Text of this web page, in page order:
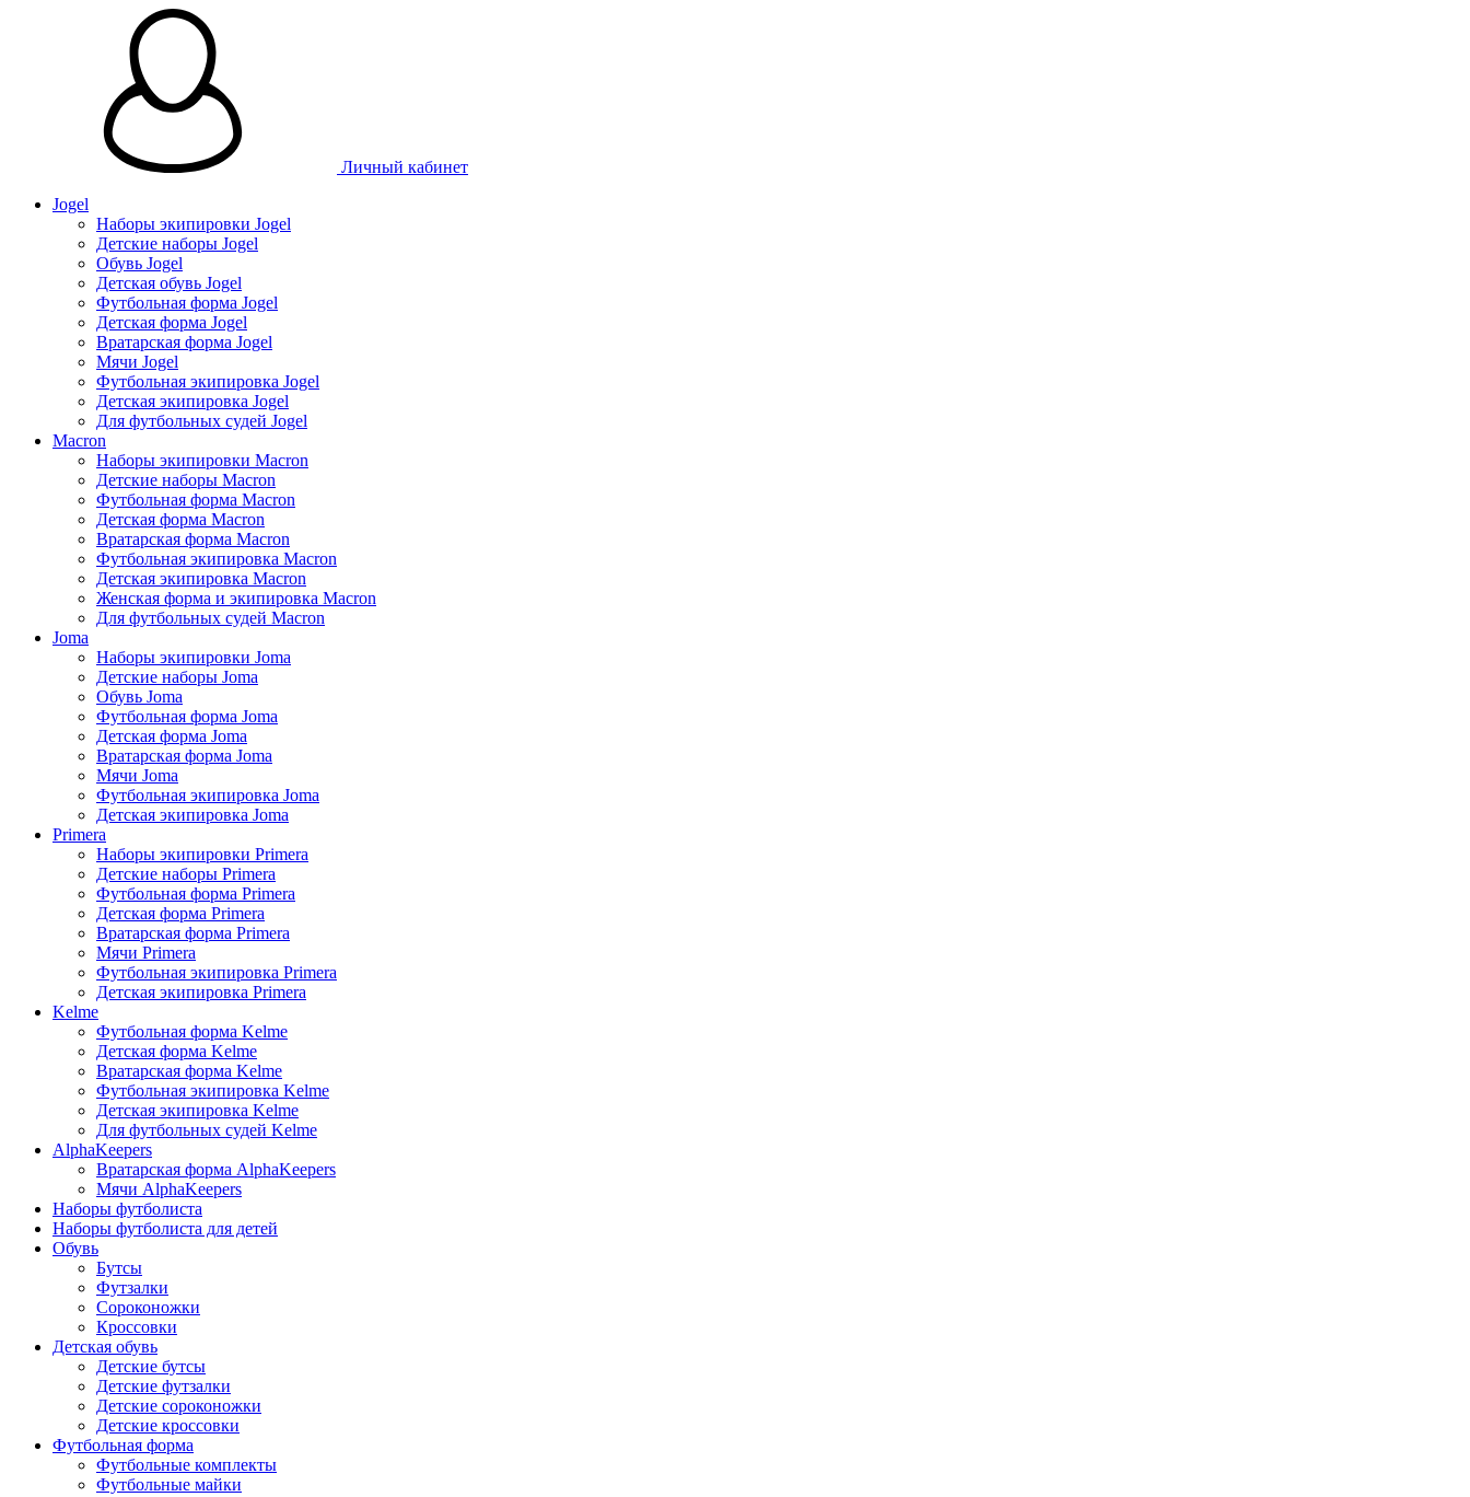
Личный кабинет
Jogel
Наборы экипировки Jogel
Детские наборы Jogel
Обувь Jogel
Детская обувь Jogel
Футбольная форма Jogel
Детская форма Jogel
Вратарская форма Jogel
Мячи Jogel
Футбольная экипировка Jogel
Детская экипировка Jogel
Для футбольных судей Jogel
Macron
Наборы экипировки Macron
Детские наборы Macron
Футбольная форма Macron
Детская форма Macron
Вратарская форма Macron
Футбольная экипировка Macron
Детская экипировка Macron
Женская форма и экипировка Macron
Для футбольных судей Macron
Joma
Наборы экипировки Joma
Детские наборы Joma
Обувь Joma
Футбольная форма Joma
Детская форма Joma
Вратарская форма Joma
Мячи Joma
Футбольная экипировка Joma
Детская экипировка Joma
Primera
Наборы экипировки Primera
Детские наборы Primera
Футбольная форма Primera
Детская форма Primera
Вратарская форма Primera
Мячи Primera
Футбольная экипировка Primera
Детская экипировка Primera
Kelme
Футбольная форма Kelme
Детская форма Kelme
Вратарская форма Kelme
Футбольная экипировка Kelme
Детская экипировка Kelme
Для футбольных судей Kelme
AlphaKeepers
Вратарская форма AlphaKeepers
Мячи AlphaKeepers
Наборы футболиста
Наборы футболиста для детей
Обувь
Бутсы
Футзалки
Сороконожки
Кроссовки
Детская обувь
Детские бутсы
Детские футзалки
Детские сороконожки
Детские кроссовки
Футбольная форма
Футбольные комплекты
Футбольные майки